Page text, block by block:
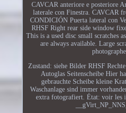
CAVCAR anteriore e posteriore
laterale con Finestra. CAVCAR
CONDICIÓN Puerta lateral con
RHSF Right rear side window
This is a used disc small scratches
are always available. Large
Zustand: siehe Bilder RHSF
Autoglas Seitenscheibe Hier
gebrauchte Scheibe kleine
Waschanlage sind immer
extra fotografiert. État: voir les